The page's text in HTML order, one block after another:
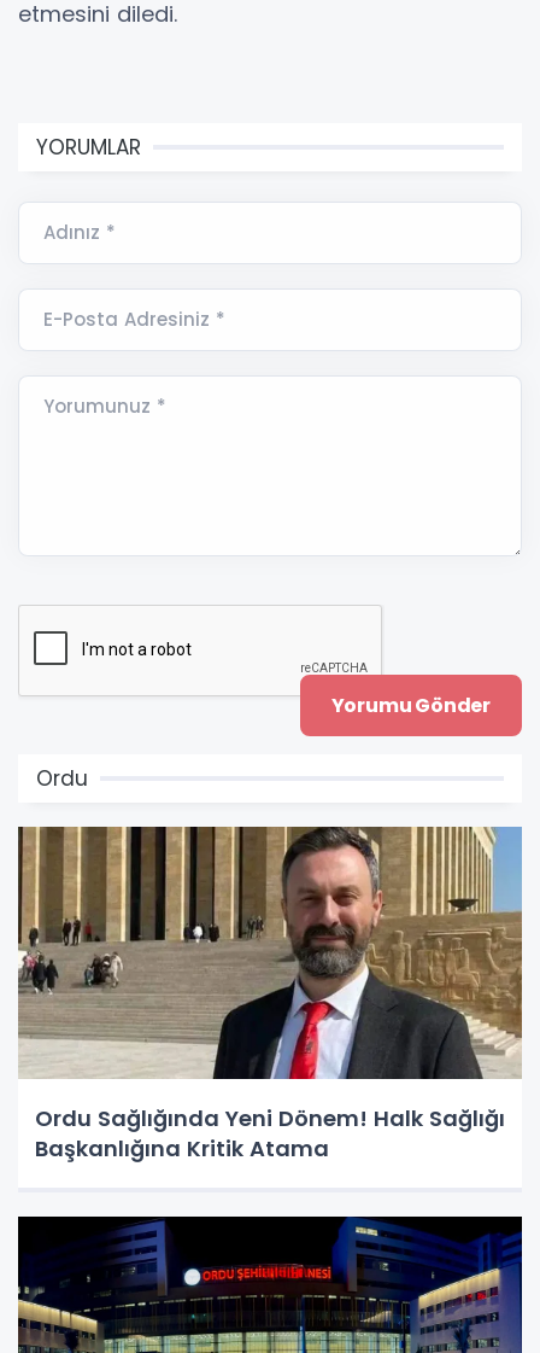
etmesini diledi.
YORUMLAR
Adınız *
E-Posta Adresiniz *
Yorumunuz *
Ordu
Ordu Sağlığında Yeni Dönem! Halk Sağlığı
Başkanlığına Kritik Atama